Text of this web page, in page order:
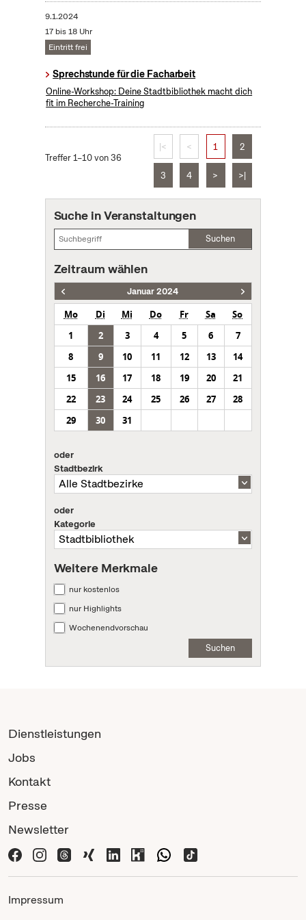
9.1.2024
17 bis 18 Uhr
Eintritt frei
Sprechstunde für die Facharbeit
Online-Workshop: Deine Stadtbibliothek macht dich
fit im Recherche-Training
Treffer 1–10 von 36
|< < 1 2
3 4 > >|
Suche in Veranstaltungen
Suchen
Zeitraum wählen
Januar 2024
Mo Di Mi Do Fr Sa
So
1
2 3 4 5 6
7
8
9 10 11 12 13
14
15
16 17 18 19 20
21
22
23 24 25 26 27
28
29
30 31
oder
Stadtbezirk
oder
Kategorie
Weitere Merkmale
nur kostenlos
nur Highlights
Wochenendvorschau
Suchen
Dienstleistungen
Jobs
Kontakt
Presse
Newsletter
Impressum